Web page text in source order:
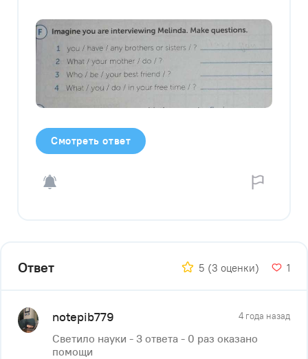
Смотреть ответ
Ответ 5 (3 оценки) 1
notepib779 4 года назад
Светило науки - 3 ответа - 0 раз оказано
помощи